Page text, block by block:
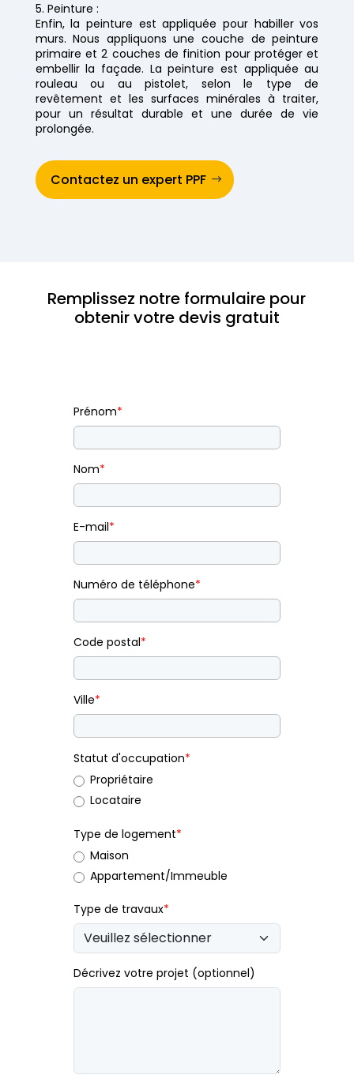
5. Peinture :
Enfin, la peinture est appliquée pour habiller vos
murs. Nous appliquons une couche de peinture
primaire et 2 couches de finition pour protéger et
embellir la façade. La peinture est appliquée au
rouleau ou au pistolet, selon le type de
revêtement et les surfaces minérales à traiter,
pour un résultat durable et une durée de vie
prolongée.
Contactez un expert PPF
Remplissez notre formulaire pour
obtenir votre devis gratuit
Prénom*
Nom*
E-mail*
Numéro de téléphone*
Code postal*
Ville*
Statut d'occupation*
Propriétaire
Locataire
Type de logement*
Maison
Appartement/Immeuble
Type de travaux*
Décrivez votre projet (optionnel)